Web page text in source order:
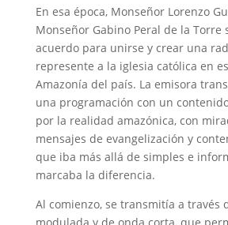
En esa época, Monseñor Lorenzo
Monseñor Gabino Peral de la Torre
acuerdo para unirse y crear una
represente a la iglesia católica en
Amazonía del país. La emisora
una programación con un
por la realidad amazónica, con
mensajes de evangelización y
que iba más allá de simples e
marcaba la diferencia.
Al comienzo, se transmitía a través